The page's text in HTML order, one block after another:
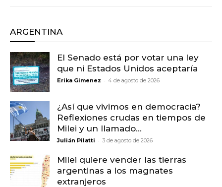
ARGENTINA
El Senado está por votar una ley
que ni Estados Unidos aceptaría
Erika Gimenez - 4 de agosto de 2026
¿Así que vivimos en democracia?
Reflexiones crudas en tiempos de
Milei y un llamado...
Julián Pilatti - 3 de agosto de 2026
Milei quiere vender las tierras
argentinas a los magnates
extranjeros